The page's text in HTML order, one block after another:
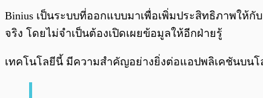
Binius เป็นระบบที่ออกแบบมาเพื่อเพิ่มประสิทธิภาพให้กั
จริง โดยไม่จำเป็นต้องเปิดเผยข้อมูลให้อีกฝ่ายรู้
เทคโนโลยีนี้ มีความสำคัญอย่างยิ่งต่อแอปพลิเคชันบน